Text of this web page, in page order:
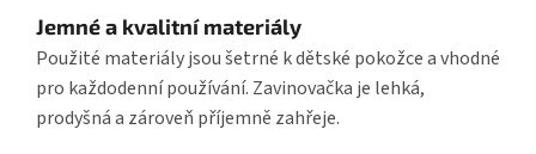
Jemné a kvalitní materiály
Použité materiály jsou šetrné k dětské pokožce a vhodné
pro každodenní používání. Zavinovačka je lehká,
prodyšná a zároveň příjemně zahřeje.